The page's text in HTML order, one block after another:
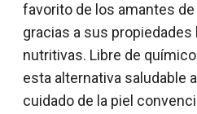
favorito de los amantes de
gracias a sus
nutritivas. Libre de
esta alternativa saludable
cuidado de la piel